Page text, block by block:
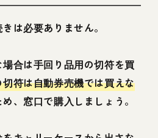
は必要ありません。
合は手回り品用の切符を買
符は自動券売機では買えな
、窓口で購入しましょう。